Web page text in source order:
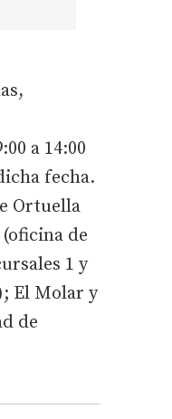
a 14:00
fecha.
Ortuella
de
1 y
El Molar y
de